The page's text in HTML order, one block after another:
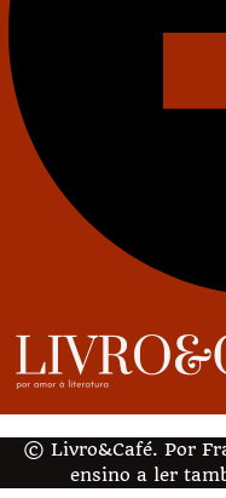
© Livro&Café. Por
ensino a ler